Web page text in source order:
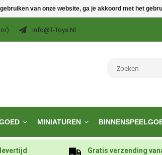
Info@t-Toys.nl
MINIATUREN
Gratis verzending
van onze website, ga je akkoord met het